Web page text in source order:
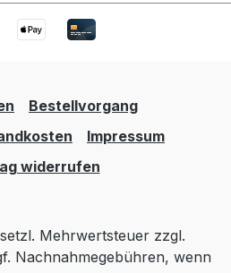
Bestellvorgang
Impressum
widerrufen
Mehrwertsteuer zzgl.
Nachnahmegebühren, wenn